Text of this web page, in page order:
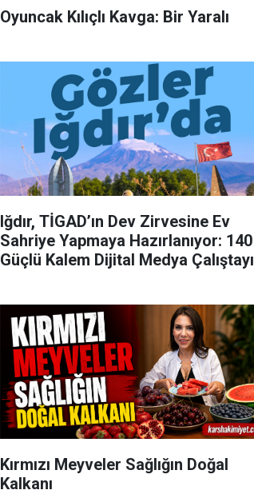
Oyuncak Kılıçlı Kavga: Bir Yaralı
Iğdır, TİGAD’ın Dev Zirvesine Ev
Sahriye Yapmaya Hazırlanıyor: 140
Güçlü Kalem Dijital Medya Çalıştayı
Kırmızı Meyveler Sağlığın Doğal
Kalkanı